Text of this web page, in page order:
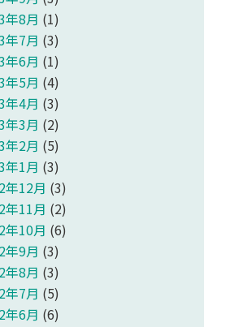
年8月 (1)
年7月 (3)
年6月 (1)
年5月 (4)
年4月 (3)
年3月 (2)
年2月 (5)
年1月 (3)
年12月 (3)
年11月 (2)
年10月 (6)
年9月 (3)
年8月 (3)
年7月 (5)
年6月 (6)